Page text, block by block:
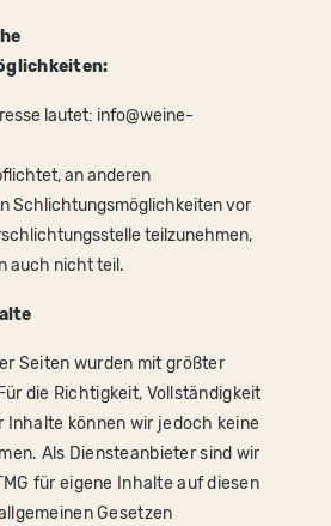
lautet: info@weine-
an anderen
Schlichtungsmöglichkeiten vor
teilzunehmen,
auch nicht teil.
Seiten wurden mit größter
die Richtigkeit, Vollständigkeit
Inhalte können wir jedoch keine
Als Diensteanbieter sind wir
für eigene Inhalte auf diesen
Gesetzen